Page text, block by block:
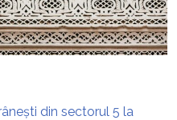
din sectorul 5 la